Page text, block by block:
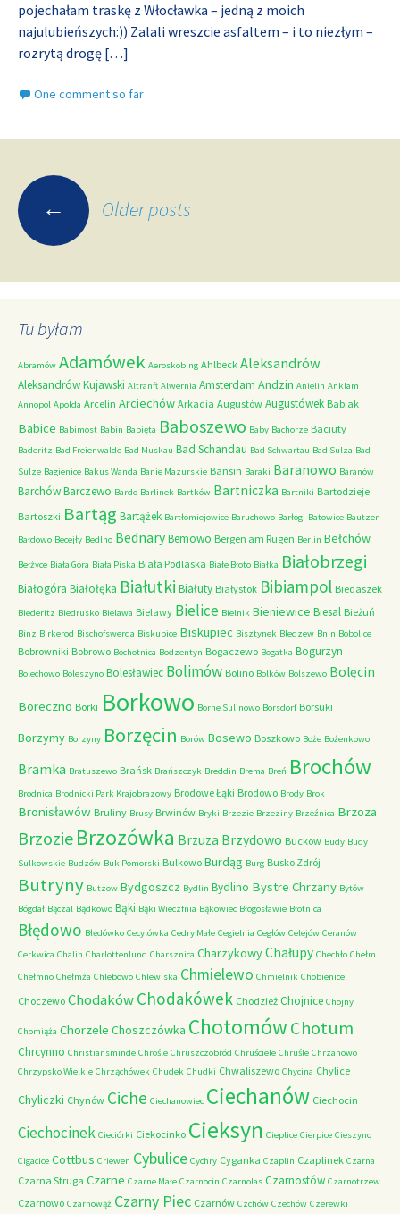
pojechałam traskę z Włocławka – jedną z moich
najulubieńszych:)) Zalali wreszcie asfaltem – i to niezłym –
rozrytą drogę […]
One comment so far
Posts
navigation
← Older posts
Tu byłam
Abramów Adamówek Aeroskobing Ahlbeck Aleksandrów
Aleksandrów Kujawski Altranft Alwernia Amsterdam Andzin Anielin Anklam
Annopol Apolda Arcelin Arciechów Arkadia Augustów Augustówek Babiak
Babice Babimost Babin Babięta Baboszewo Baby Bachorze Baciuty
Baderitz Bad Freienwalde Bad Muskau Bad Schandau Bad Schwartau Bad Sulza Bad
Sulze Bagienice Bakus Wanda Banie Mazurskie Bansin Baraki Baranowo Baranów
BarchówBarczewo Bardo Barlinek Bartków Bartniczka Bartniki Bartodzieje
Bartoszki Bartąg Bartążek Bartłomiejowice Baruchowo Barłogi Batowice Bautzen
Bałdowo Becejły Bedlno BednaryBemowo Bergen am Rugen Berlin Bełchów
Bełżyce Biała Góra Biała Piska Biała Podlaska Białe Błoto Białka Białobrzegi
Białogóra Białołęka Białutki Białuty Białystok Bibiampol Biedaszek
Biederitz Biedrusko Bielawa Bielawy Bielice Bielnik Bieniewice Biesal Bieżuń
Binz Birkerod Bischofswerda Biskupice Biskupiec Bisztynek Bledzew Bnin Bobolice
Bobrowniki Bobrowo Bochotnica Bodzentyn Bogaczewo Bogatka Bogurzyn
Bolechowo Boleszyno Bolesławiec Bolimów Bolino Bolków Bolszewo Bolęcin
Boreczno Borki Borkowo Borne Sulinowo Borsdorf Borsuki
Borzymy Borzyny Borzęcin Borów Bosewo Boszkowo Boże Bożenkowo
Bramka Bratuszewo Brańsk Brańszczyk Breddin Brema Breń Brochów
Brodnica Brodnicki Park Krajobrazowy Brodowe Łąki Brodowo Brody Brok
Bronisławów Bruliny Brusy Brwinów Bryki Brzezie Brzeziny Brzeźnica Brzoza
Brzozie Brzozówka Brzuza Brzydowo Buckow Budy Budy
Sulkowskie Budzów Buk Pomorski Bulkowo Burdąg Burg Busko Zdrój
Butryny Butzow Bydgoszcz Bydlin Bydlino Bystre Chrzany Bytów
Bógdał Bączal Bądkowo Bąki Bąki Wieczfnia Bąkowiec Błogosławie Błotnica
Błędowo Błędówko Cecylówka Cedry Małe Cegielnia Cegłów Celejów Ceranów
Cerkwica Chalin Charlottenlund Charsznica CharzykowyChałupy Chechło Chełm
Chełmno Chełmża Chlebowo Chlewiska Chmielewo Chmielnik Chobienice
Choczewo ChodakówChodakówek Chodzież Chojnice Chojny
Chomiąża Chorzele Choszczówka ChotomówChotum
Chrcynno Christiansminde Chrośle Chruszczobród Chruściele Chruśle Chrzanowo
Chrzypsko Wielkie Chrząchówek Chudek Chudki Chwaliszewo Chycina Chylice
Chyliczki Chynów Ciche Ciechanowiec Ciechanów Ciechocin
Ciechocinek Cieciórki Ciekocinko Cieksyn Cieplice Cierpice Cieszyno
Cigacice Cottbus Criewen Cybulice Cychry Cyganka Czaplin Czaplinek Czarna
Czarna Struga Czarne Czarne Małe Czarnocin Czarnolas Czarnostów Czarnotrzew
Czarnowo Czarnowąż Czarny Piec Czarnów Czchów Czechów Czerewki